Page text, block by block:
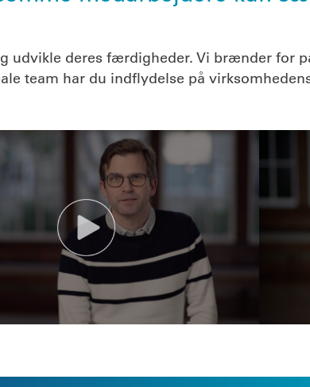
udvikle deres færdigheder. Vi brænder for
team har du indflydelse på